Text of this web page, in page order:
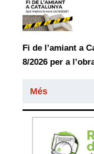
Fi de l’amiant a
8/2026 per a
Més